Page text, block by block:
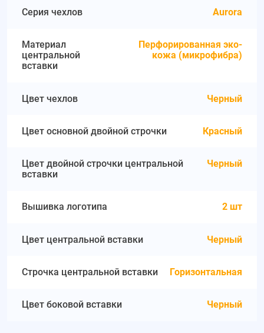
Серия чехлов Aurora
Материал
центральной
вставки
Перфорированная эко-
кожа (микрофибра)
Цвет чехлов Черный
Цвет основной двойной строчки Красный
Цвет двойной строчки центральной
вставки
Черный
Вышивка логотипа 2 шт
Цвет центральной вставки Черный
Строчка центральной вставки Горизонтальная
Цвет боковой вставки Черный